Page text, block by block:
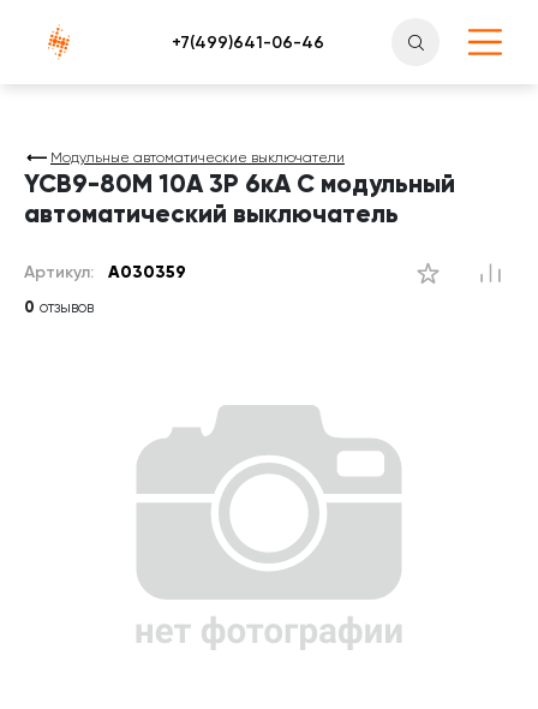
Атлантснаб
Модульные автоматические выключатели
YCB9-80M 10А 3P 6кА C модульный
автоматический выключатель
Артикул: A030359